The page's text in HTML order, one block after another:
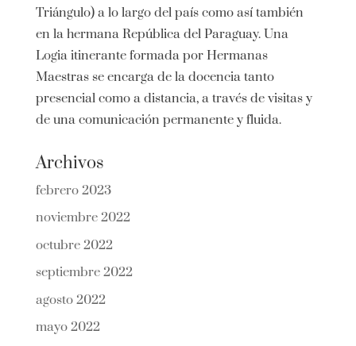
Triángulo) a lo largo del país como así también
en la hermana República del Paraguay. Una
Logia itinerante formada por Hermanas
Maestras se encarga de la docencia tanto
presencial como a distancia, a través de visitas y
de una comunicación permanente y fluida.
Archivos
febrero 2023
noviembre 2022
octubre 2022
septiembre 2022
agosto 2022
mayo 2022